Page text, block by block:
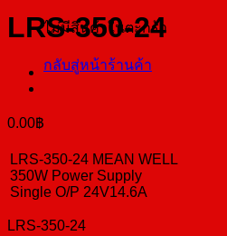
ไม่มีสินค้าในตะกร้า
กลับสู่หน้าร้านค้า
LRS-350-24
0.00฿
LRS-350-24 MEAN WELL
350W Power Supply
Single O/P 24V14.6A
LRS-350-24